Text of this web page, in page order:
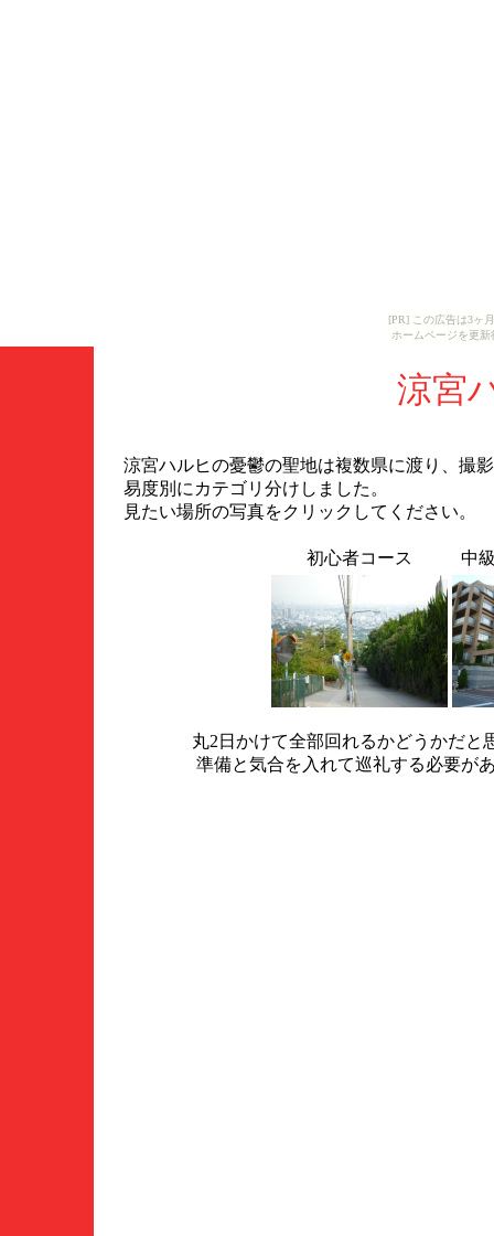
[PR] この広告は3ヶ
ホームページを更
涼宮
涼宮ハルヒの憂鬱の聖地は複数県に渡り、撮
易度別にカテゴリ分けしました。
見たい場所の写真をクリックしてください。
初心者コース 中
丸2日かけて全部回れるかどうかだ
準備と気合を入れて巡礼する必要が